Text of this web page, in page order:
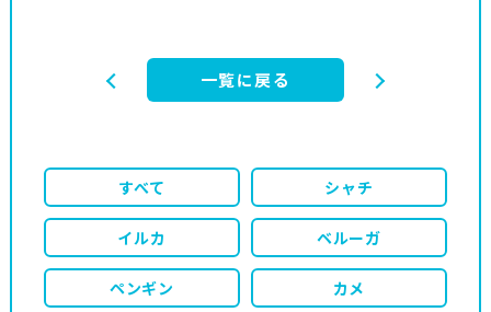
一覧に戻る
すべて シャチ
イルカ ベルーガ
ペンギン カメ